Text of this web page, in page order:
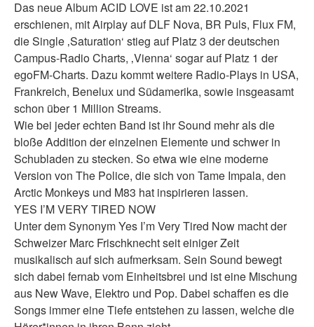
Das neue Album ACID LOVE ist am 22.10.2021
erschienen, mit Airplay auf DLF Nova, BR Puls, Flux FM,
die Single ‚Saturation‘ stieg auf Platz 3 der deutschen
Campus-Radio Charts, ‚Vienna‘ sogar auf Platz 1 der
egoFM-Charts. Dazu kommt weitere Radio-Plays in USA,
Frankreich, Benelux und Südamerika, sowie insgeasamt
schon über 1 Million Streams.
Wie bei jeder echten Band ist ihr Sound mehr als die
bloße Addition der einzelnen Elemente und schwer in
Schubladen zu stecken. So etwa wie eine moderne
Version von The Police, die sich von Tame Impala, den
Arctic Monkeys und M83 hat inspirieren lassen.
YES I’M VERY TIRED NOW
Unter dem Synonym Yes I’m Very Tired Now macht der
Schweizer Marc Frischknecht seit einiger Zeit
musikalisch auf sich aufmerksam. Sein Sound bewegt
sich dabei fernab vom Einheitsbrei und ist eine Mischung
aus New Wave, Elektro und Pop. Dabei schaffen es die
Songs immer eine Tiefe entstehen zu lassen, welche die